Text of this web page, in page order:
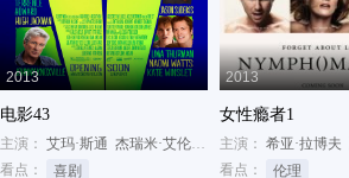
2013
电影43
主演： 艾玛·斯通 杰瑞米·艾伦·怀特
科洛·莫瑞兹
看点：
喜剧
2013
女性瘾者1
主演： 希亚·拉博夫
看点：
伦理